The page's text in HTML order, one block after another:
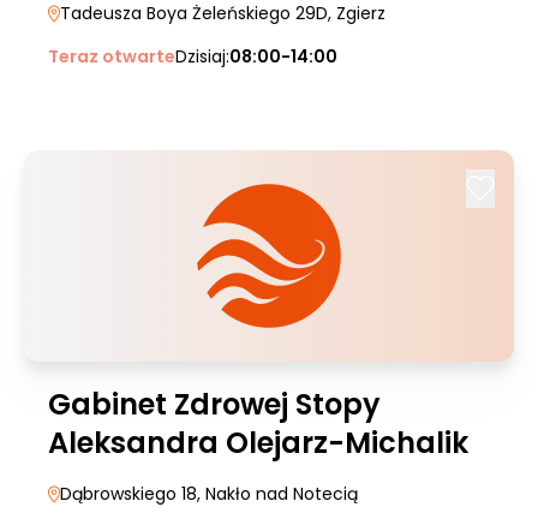
Tadeusza Boya Żeleńskiego 29D, Zgierz
Teraz otwarteDzisiaj:08:00-14:00
Gabinet Zdrowej Stopy
Aleksandra Olejarz-Michalik
Dąbrowskiego 18, Nakło nad Notecią